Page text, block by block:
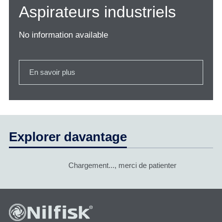
Aspirateurs industriels
No information available
En savoir plus
Explorer davantage
Chargement..., merci de patienter